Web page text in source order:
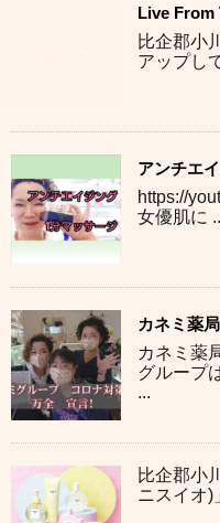
Live From
比企郡小
アップし
アンチエ
https://
女優肌に
カネミ薬
カネミ薬
グループ
...
比企郡小
ニスイオ)